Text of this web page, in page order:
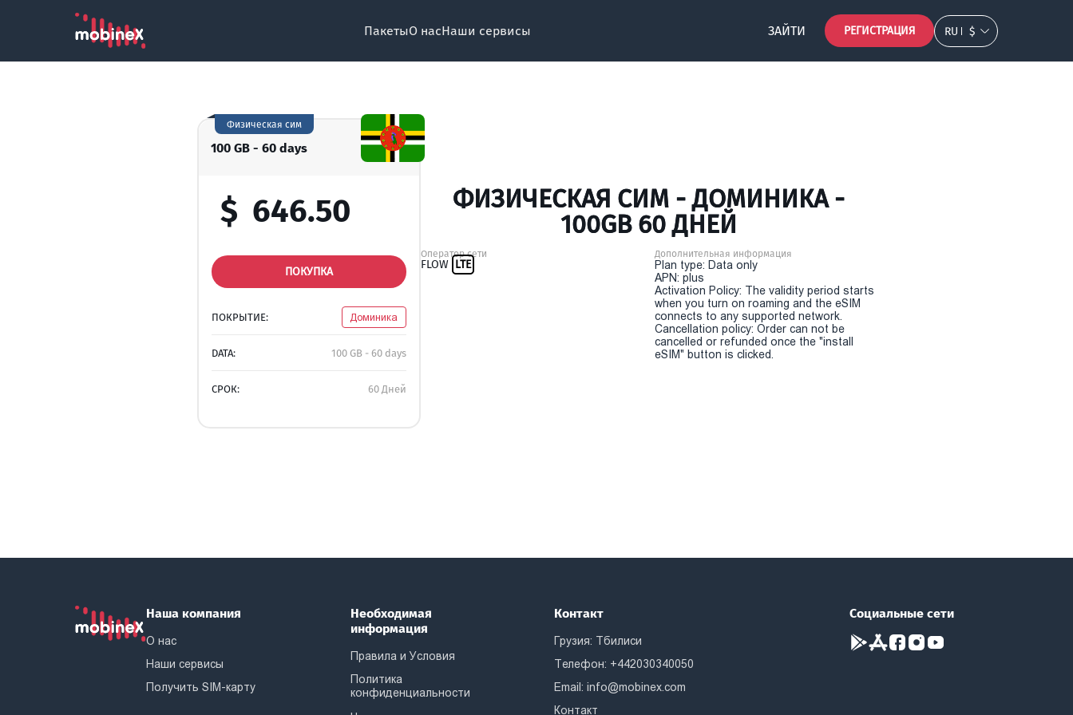
ПакетыО насНаши сервисы ЗАЙТИ РЕГИСТРАЦИЯ RU $
100 GB - 60 days
Физическая сим
$ 646.50
ПОКУПКА
ПОКРЫТИЕ: Доминика
DATA: 100 GB - 60 days
СРОК: 60 Дней
ФИЗИЧЕСКАЯ СИМ - ДОМИНИКА -
100GB 60 ДНЕЙ
Оператор сети
FLOW LTE
Дополнительная информация
Plan type: Data only
APN: plus
Activation Policy: The validity period starts
when you turn on roaming and the eSIM
connects to any supported network.
Cancellation policy: Order can not be
cancelled or refunded once the "install
eSIM" button is clicked.
Наша компания
О нас
Наши сервисы
Получить SIM-карту
Необходимая
информация
Правила и Условия
Политика
конфиденциальности
Контакт
Грузия: Тбилиси
Телефон: +442030340050
Email:info@mobinex.com
Контакт
Социальные сети